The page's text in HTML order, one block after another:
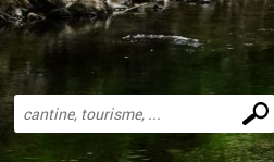
Effectuer
une